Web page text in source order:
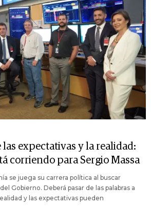
expectativas y la realidad:
corriendo para Sergio Massa
se juega su carrera política al buscar
Gobierno. Deberá pasar de las palabras a
y las expectativas pueden